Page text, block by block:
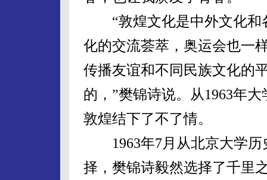
“敦煌文化是中外文化和
化的交流荟萃，奥运会也一
传播友谊和不同民族文化的
的，”樊锦诗说。从1963年
敦煌结下了不了情。
1963年7月从北京大学历
择，樊锦诗毅然选择了千里